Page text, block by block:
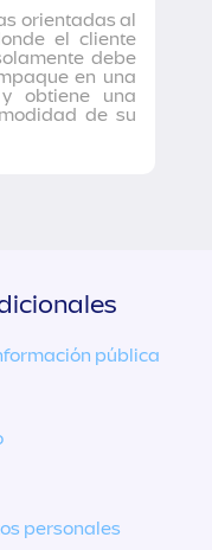
orientadas al
el cliente
debe
en una
obtiene una
de su
pública
personales